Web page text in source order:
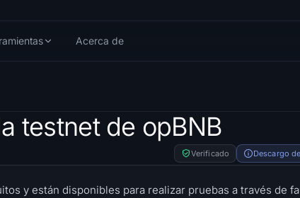
Acerca de
testnet de opBNB
Verificado Descargo
y están disponibles para realizar pruebas a través de